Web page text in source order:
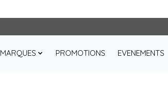
MARQUES PROMOTIONS EVENEMENTS